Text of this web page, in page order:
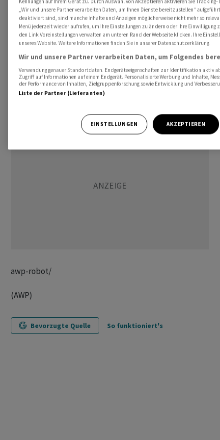
      USA Auftragsengang langlebiger Güter 1/26
      USA Uni Michigan Verbrauchervertrauen 3/26
FRA Frankreichs Präsident Macron empfängt den
          Selenskyj
DEU/NOR Weltraumbahnhof und Militärübung -
      DEU Zweiter Tag des Pilotenstreiks bei der Lufthansa
Für Vollständigkeit und Richtigkeit kann keine Gewähr
awp-robot/
(AWP)
Bevorzugte Quelle So funktioniert's
„Wir und unsere Partner verarbeiten Daten, um Ihnen Dienste bereitzustellen“
deaktiviert sind, sind manche Inhalte und Anzeigen möglicherweise nicht mehr so
Menü jederzeit wieder aufrufen, um Ihre Einstellungen zu ändern oder Ihre Einwilligung
den Link Voreinstellungen verwalten am unteren Rand der Webseite klicken. Ihre
unseres Website. Weitere Informationen finden Sie in unserer Datenschutzerklärung.
Wir und unsere Partner verarbeiten Daten, um Folgendes
Verwendung genauer Standortdaten. Endgeräteeigenschaften zur Identifikation aktiv
Zugriff auf Informationen auf einem Endgerät. Personalisierte Werbung und Inhalte,
der Performance von Inhalten, Zielgruppenforschung sowie Entwicklung und
Liste der Partner (Lieferanten)
EINSTELLUNGEN AKZEPTIEREN